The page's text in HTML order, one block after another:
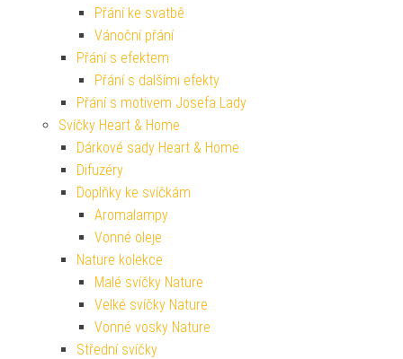
Přání ke svatbě
Vánoční přání
Přání s efektem
Přání s dalšími efekty
Přání s motivem Josefa Lady
Svíčky Heart & Home
Dárkové sady Heart & Home
Difuzéry
Doplňky ke svíčkám
Aromalampy
Vonné oleje
Nature kolekce
Malé svíčky Nature
Velké svíčky Nature
Vonné vosky Nature
Střední svíčky